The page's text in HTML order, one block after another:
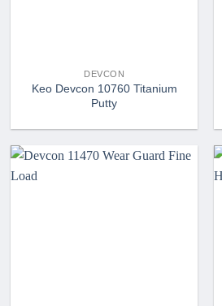
DEVCON
Keo Devcon 10760 Titanium
Putty